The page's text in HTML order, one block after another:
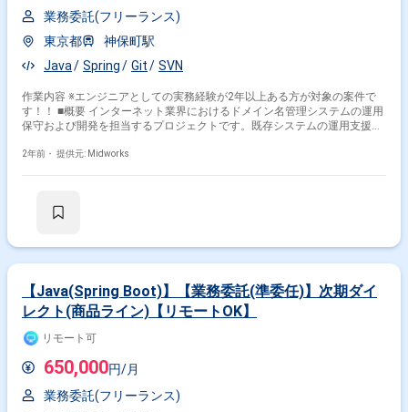
業務委託(フリーランス)
東京都
神保町駅
Java
Spring Git SVN
作業内容 ※エンジニアとしての実務経験が2年以上ある方が対象の案件で
す！！ ■概要 インターネット業界におけるドメイン名管理システムの運用
保守および開発を担当するプロジェクトです。既存システムの運用支援や
作業を行い、Java、Perl、PHP、Shellスクリプトを使用した開発経験が求
メントの作成 ・Gitおよびsvnを用いたソースコード管理 ・Linux、
2年前・ 提供元: Midworks
【Java(Spring Boot)】【業務委託(準委任)】次期ダイ
レクト(商品ライン)【リモートOK】
リモート可
650,000円/月
業務委託(フリーランス)